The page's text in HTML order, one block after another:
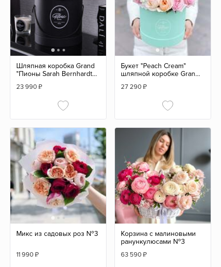
Шляпная коробка Grand
"Пионы Sarah Bernhardt"
23 990₽
Букет "Peach Cream"
шляпной коробке Grand
27 290₽
Микс из садовых роз №3
11 990₽
Корзина с малиновыми
ранункулюсами №3
63 590₽